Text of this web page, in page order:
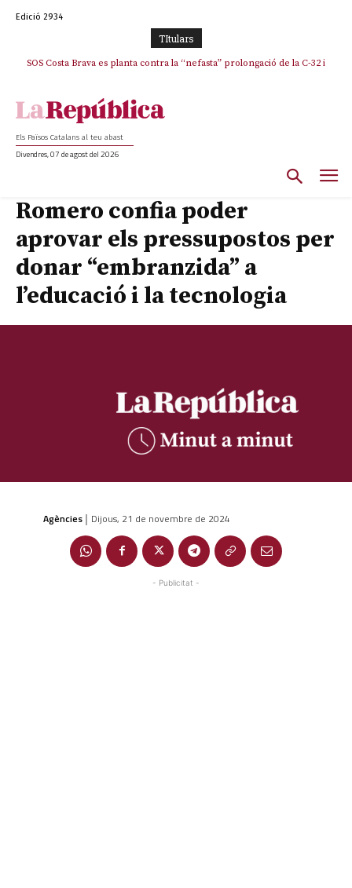
Edició 2934
TItulars
SOS Costa Brava es planta contra la “nefasta” prolongació de la C-32 i
Els Països Catalans al teu abast
Divendres, 07 de agost del 2026
Romero confia poder
aprovar els pressupostos per
donar “embranzida” a
l’educació i la tecnologia
Agències | Dijous, 21 de novembre de 2024
- Publicitat -